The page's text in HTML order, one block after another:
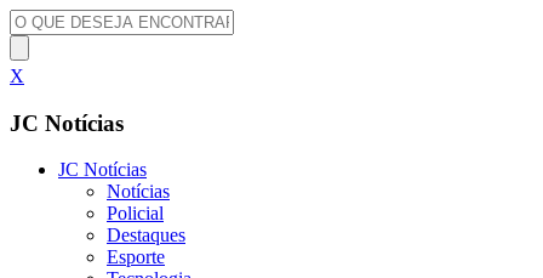
X
JC Notícias
JC Notícias
Notícias
Policial
Destaques
Esporte